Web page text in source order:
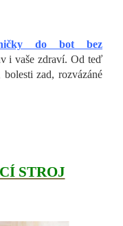
do bot bez
i vaše zdraví. Od teď
zad, rozvázáné
STROJ